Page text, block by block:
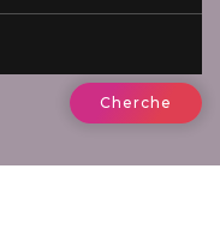
Cherche